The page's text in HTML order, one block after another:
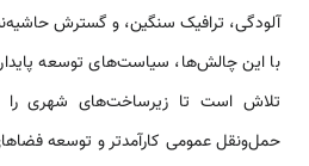
آلودگی، ترافیک سنگین، و گسترش
با این چالش‌ها، سیاست‌های توسعه پایدار
تلاش است تا زیرساخت‌های شهری
حمل‌ونقل عمومی کارآمدتر و توسعه